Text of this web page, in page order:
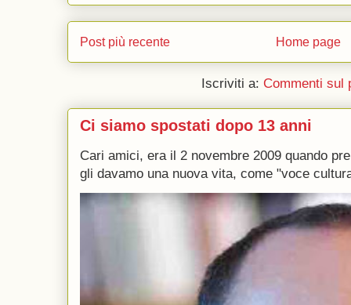
Post più recente Home page
Iscriviti a: Commenti sul
Ci siamo spostati dopo 13 anni
Cari amici, era il 2 novembre 2009 quando
gli davamo una nuova vita, come "voce